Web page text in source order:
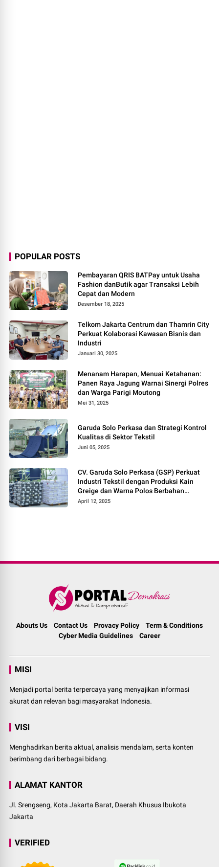
POPULAR POSTS
Pembayaran QRIS BATPay untuk Usaha
Fashion danButik agar Transaksi Lebih
Cepat dan Modern
Desember 18, 2025
Telkom Jakarta Centrum dan Thamrin City
Perkuat Kolaborasi Kawasan Bisnis dan
Industri
Januari 30, 2025
Menanam Harapan, Menuai Ketahanan:
Panen Raya Jagung Warnai Sinergi Polres
dan Warga Parigi Moutong
Mei 31, 2025
Garuda Solo Perkasa dan Strategi Kontrol
Kualitas di Sektor Tekstil
Juni 05, 2025
CV. Garuda Solo Perkasa (GSP) Perkuat
Industri Tekstil dengan Produksi Kain
Greige dan Warna Polos Berbahan
Tetoron Rayon
April 12, 2025
Abouts Us Contact Us Provacy Policy
Term & Conditions
Cyber Media Guidelines
Career
MISI
Menjadi portal berita terpercaya yang menyajikan informasi
akurat dan relevan bagi masyarakat Indonesia.
VISI
Menghadirkan berita aktual, analisis mendalam, serta konten
berimbang dari berbagai bidang.
ALAMAT KANTOR
Jl. Srengseng, Kota Jakarta Barat, Daerah Khusus Ibukota
Jakarta
VERIFIED